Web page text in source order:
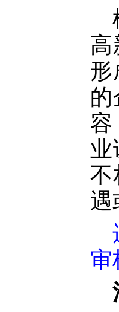
高
形
的
容
业
不
遇
审